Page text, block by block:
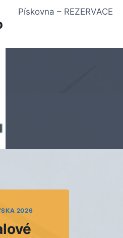
Pískovna – REZERVACE
2026